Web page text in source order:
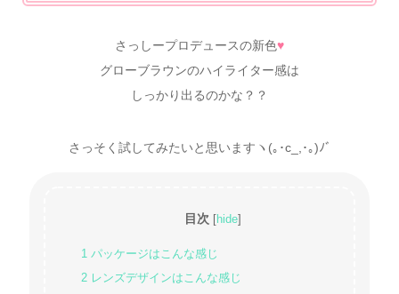
さっしープロデュースの新色♥
グローブラウンのハイライター感は
しっかり出るのかな？？
さっそく試してみたいと思いますヽ(｡･c_,･｡)ﾉﾞ
目次 hide
1 パッケージはこんな感じ
2 レンズデザインはこんな感じ